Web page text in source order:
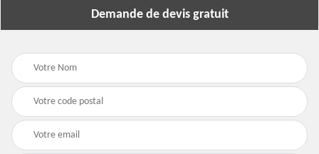
Demande de devis gratuit